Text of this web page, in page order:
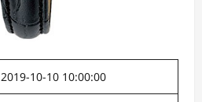
2019-10-10 10:00:00